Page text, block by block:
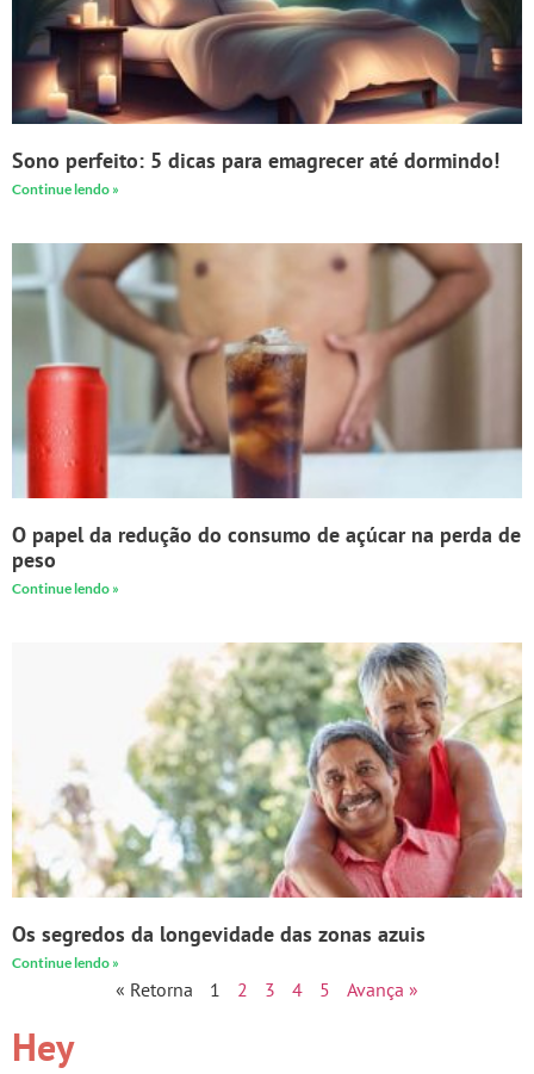
Sono perfeito: 5 dicas para emagrecer até dormindo!
Continue lendo »
O papel da redução do consumo de açúcar na perda de
peso
Continue lendo »
Os segredos da longevidade das zonas azuis
Continue lendo »
« Retorna 1 2 3 4 5 Avança »
Hey